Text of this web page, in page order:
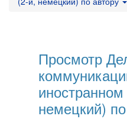
Просмотр
немецкий)